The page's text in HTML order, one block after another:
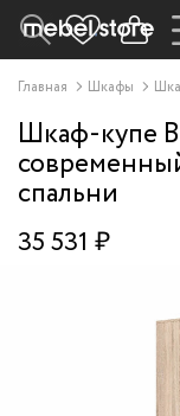
Главная Шкафы
Шкаф-купе
спальни
35 531 ₽